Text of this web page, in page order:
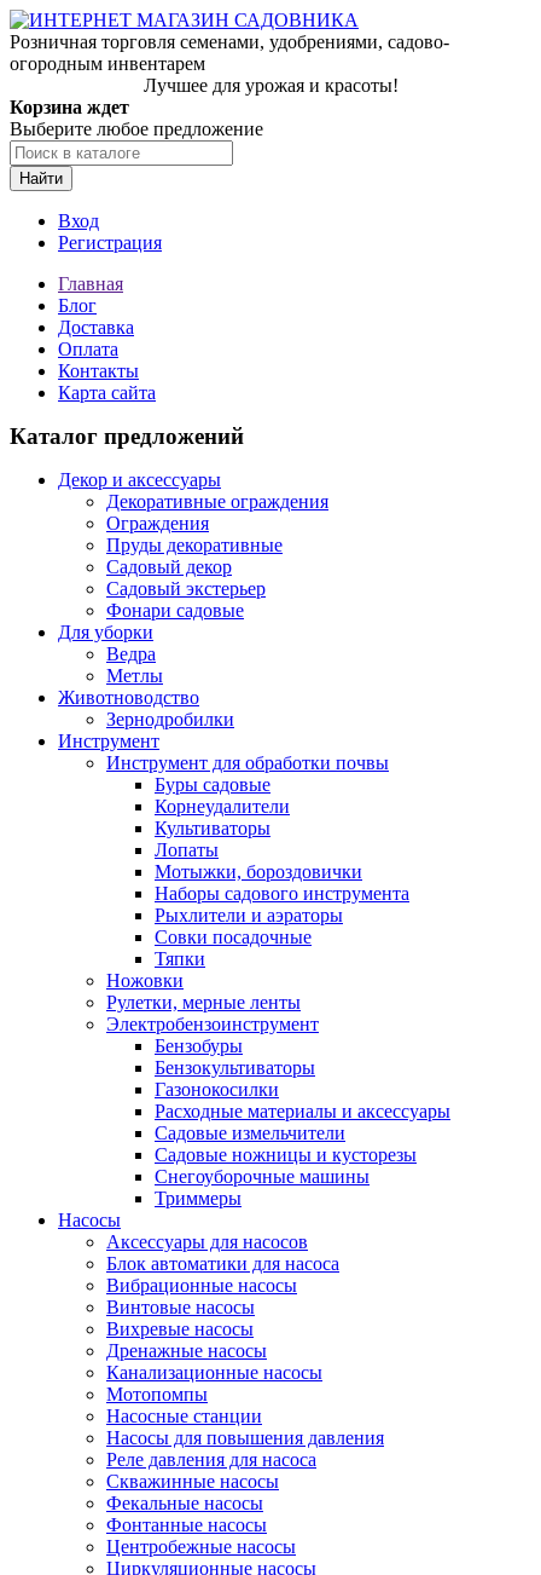
Розничная торговля семенами, удобрениями, садово-
огородным инвентарем
Лучшее для урожая и красоты!
Корзина ждет
Выберите любое предложение
Найти
Вход
Регистрация
Главная
Блог
Доставка
Оплата
Контакты
Карта сайта
Каталог предложений
Декор и аксессуары
Декоративные ограждения
Ограждения
Пруды декоративные
Садовый декор
Садовый экстерьер
Фонари садовые
Для уборки
Ведра
Метлы
Животноводство
Зернодробилки
Инструмент
Инструмент для обработки почвы
Буры садовые
Корнеудалители
Культиваторы
Лопаты
Мотыжки, бороздовички
Наборы садового инструмента
Рыхлители и аэраторы
Совки посадочные
Тяпки
Ножовки
Рулетки, мерные ленты
Электробензоинструмент
Бензобуры
Бензокультиваторы
Газонокосилки
Расходные материалы и аксессуары
Садовые измельчители
Садовые ножницы и кусторезы
Снегоуборочные машины
Триммеры
Насосы
Аксессуары для насосов
Блок автоматики для насоса
Вибрационные насосы
Винтовые насосы
Вихревые насосы
Дренажные насосы
Канализационные насосы
Мотопомпы
Насосные станции
Насосы для повышения давления
Реле давления для насоса
Скважинные насосы
Фекальные насосы
Фонтанные насосы
Центробежные насосы
Циркуляционные насосы